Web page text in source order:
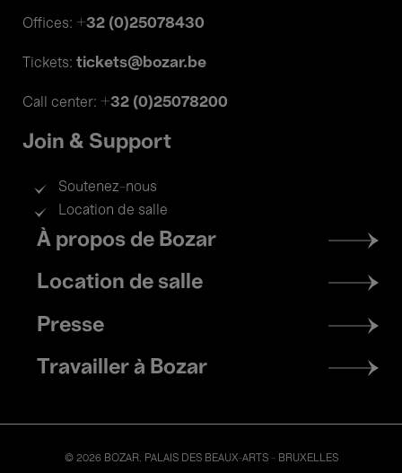
Offices: +32 (0)25078430
Tickets: tickets@bozar.be
Call center: +32 (0)25078200
Join & Support
Soutenez-nous
Location de salle
Footer
menu
À propos de Bozar
Location de salle
Presse
Travailler à Bozar
© 2026 BOZAR. PALAIS DES BEAUX-ARTS - BRUXELLES